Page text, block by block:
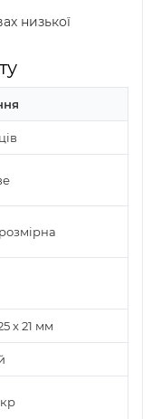
низької
x 21 мм